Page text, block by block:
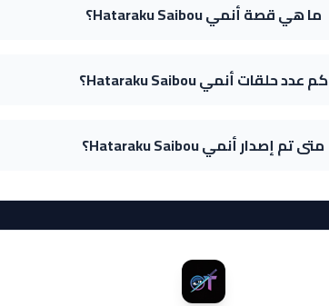
ما هي قصة أنمي Hataraku Saibou؟
كم عدد حلقات أنمي Hataraku Saibou؟
متى تم إصدار أنمي Hataraku Saibou؟